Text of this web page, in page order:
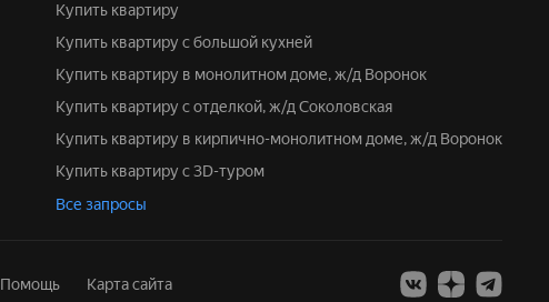
Купить квартиру
Купить квартиру с большой кухней
Купить квартиру в монолитном доме, ж/д Воронок
Купить квартиру с отделкой, ж/д Соколовская
Купить квартиру в кирпично-монолитном доме, ж/д Воронок
Купить квартиру с 3D-туром
Все запросы
Помощь Карта сайта